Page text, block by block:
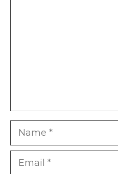
Name
Email